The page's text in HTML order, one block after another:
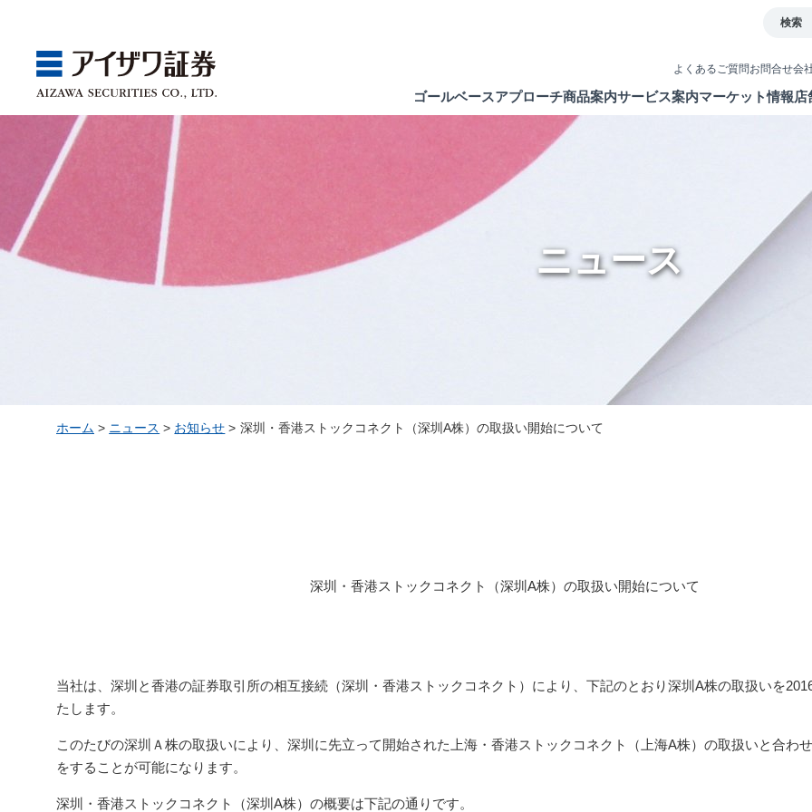
検索
よくあるご質問お問合せ会
ゴールベースアプローチ
GBA
ゴールベースアプローチ
商品案内
Products
投資信託
債券
新商品情報
サービス案内
Service
マーケット情報
Market
店
Store
中国・九州
Seminar
ニュース
ホーム > ニュース > お知らせ > 深圳・香港ストックコネクト（深圳A株）の取扱い開始について
深圳・香港ストックコネクト（深圳A株）の取扱い開始について
当社は、深圳と香港の証券取引所の相互接続（深圳・香港ストックコネクト）により、下記のとおり深圳A株の取扱いを
たします。
このたびの深圳Ａ株の取扱いにより、深圳に先立って開始された上海・香港ストックコネクト（上海A株）の取扱いと合わ
をすることが可能になります。
深圳・香港ストックコネクト（深圳A株）の概要は下記の通りです。